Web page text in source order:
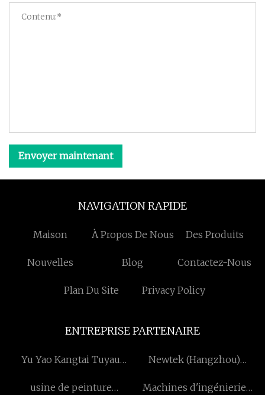
Envoyer maintenant
NAVIGATION RAPIDE
Maison À Propos De Nous Des Produits
Nouvelles Blog Contactez-Nous
Plan Du Site Privacy Policy
ENTREPRISE PARTENAIRE
Yu Yao Kangtai Tuyau
Newtek (Hangzhou)
Ltée
usine de peinture Machines d'ingénierie